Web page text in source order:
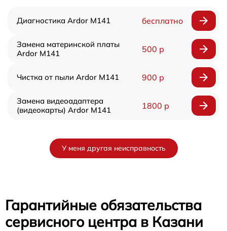
Диагностика Ardor M141 бесплатно
Замена материнской платы
Ardor M141
500 р
Чистка от пыли Ardor M141 900 р
Замена видеоадаптера
(видеокарты) Ardor M141
1800 р
У меня другая неисправность
Гарантийные обязательства
сервисного центра в Казани